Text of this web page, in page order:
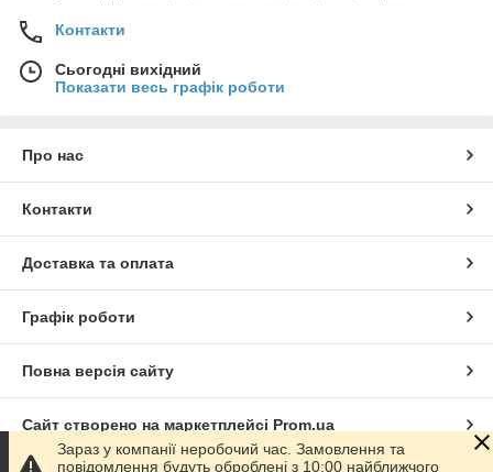
Контакти
Сьогодні вихідний
Показати весь графік роботи
Про нас
Контакти
Доставка та оплата
Графік роботи
Повна версія сайту
Сайт створено на маркетплейсі Prom.ua
Зараз у компанії неробочий час. Замовлення та
повідомлення будуть оброблені з 10:00 найближчого